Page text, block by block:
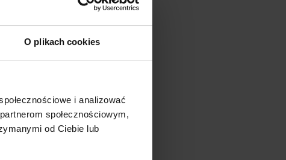
O plikach cookies
i analizować
społecznościowym,
od Ciebie lub